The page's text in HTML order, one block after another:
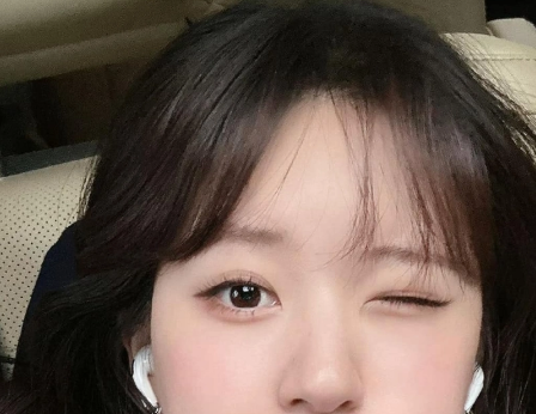
Đang mở https://issiloo.edu.vn/trieu-lo-tu